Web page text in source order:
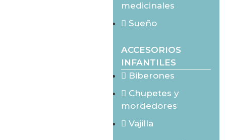
medicinales
Sueño
ACCESORIOS
INFANTILES
Biberones
Chupetes y
mordedores
Vajilla